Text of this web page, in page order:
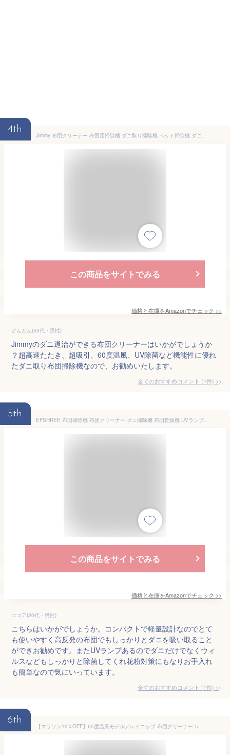
4th
Jimmy 布団クリーナー 布団用掃除機 ダニ取り掃除機 ベット掃除機 ダニちりセンサー ふとんたたき UV除菌 16Kpa 480w超高速たたき 超吸引 60度温風機能 花粉 ダニ対策 ダニ駆除 ハウスダスト カーペット ベット 梅雨 (BX7 Pro)
この商品をサイトでみる
価格と在庫をAmazonでチェック >>
どんどん(50代・男性)
Jimmyのダニ退治ができる布団クリーナーはいかがでしょうか
？超高速たたき、超吸引、60度温風、UV除菌など機能性に優れ
たダニ取り布団掃除機なので、お勧めいたします。
全てのおすすめコメント (1件) >
5th
EFSHREE 布団掃除機 布団クリーナー ダニ掃除機 布団乾燥機 UVランプ HEPAフィルター 温風 10000Pa 超軽量1.25Kg 花粉対応 ベッド ソファー 家庭車載 (White)
この商品をサイトでみる
価格と在庫をAmazonでチェック >>
ココア(20代・男性)
こちらはいかがでしょうか。コンパクトで軽量設計なのでとて
も使いやすく高反発の布団でもしっかりとダニを吸い取ること
ができお勧めです。またUVランプあるのでダニだけでなくウィ
ルスなどもしっかりと除菌してくれ花粉対策にもなりお手入れ
も簡単なので気にいっています。
全てのおすすめコメント (1件) >
6th
【マラソン15%OFF】65度温風モデル／レイコップ 布団クリーナー レイコップpro2 布団掃除機 レイコップ プロ2／レイコップ掃除機／RS3-300JPWH ＜温風機能搭載モデル＞ ふとん ハウスダスト ダニ 花粉 除菌 梅雨 布団クリーナー 温風